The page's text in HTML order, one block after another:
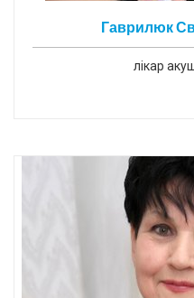
Гаврилюк
лікар